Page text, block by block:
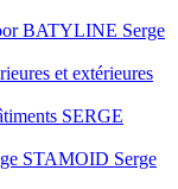
BATYLINE Serge
et extérieures
SERGE
STAMOID Serge